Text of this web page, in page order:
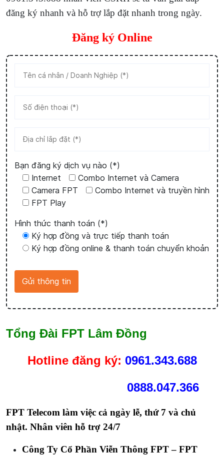
đăng ký nhanh và hỗ trợ lắp đặt nhanh trong ngày.
Đăng ký Online
Bạn đăng ký dịch vụ nào (*)
Internet
Combo Internet và Camera
Camera FPT
Combo Internet và truyền hình
FPT Play
Hình thức thanh toán (*)
Ký hợp đồng và trực tiếp thanh toán
Ký hợp đồng online & thanh toán chuyển khoản
Tổng Đài FPT Lâm Đồng
Hotlineđăng ký: 0961.343.688
0888.047.366
FPT Telecom làm việc cả ngày lễ, thứ 7 và chủ
nhật. Nhân viên hỗ trợ 24/7
Công Ty Cổ Phần Viễn Thông FPT – FPT